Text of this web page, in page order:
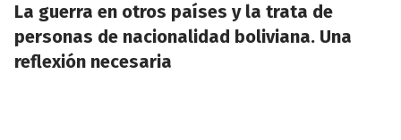
La guerra en otros países y la trata de
personas de nacionalidad boliviana. Una
reflexión necesaria